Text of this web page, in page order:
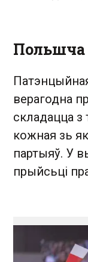
Польшча
верагодна
складацца з
кожная зь
партыяў. У
прыйсьці